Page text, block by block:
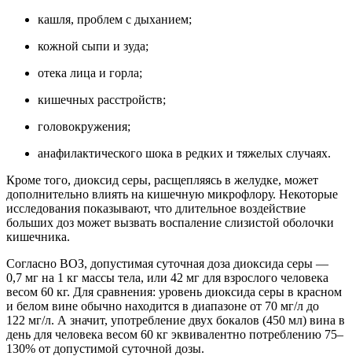
кашля, проблем с дыханием;
кожной сыпи и зуда;
отека лица и горла;
кишечных расстройств;
головокружения;
анафилактического шока в редких и тяжелых случаях.
Кроме того, диоксид серы, расщепляясь в желудке, может
дополнительно влиять на кишечную микрофлору. Некоторые
исследования показывают, что длительное воздействие
больших доз может вызвать воспаление слизистой оболочки
кишечника.
Согласно ВОЗ, допустимая суточная доза диоксида серы —
0,7 мг на 1 кг массы тела, или 42 мг для взрослого человека
весом 60 кг. Для сравнения: уровень диоксида серы в красном
и белом вине обычно находится в диапазоне от 70 мг/л до
122 мг/л. А значит, употребление двух бокалов (450 мл) вина в
день для человека весом 60 кг эквивалентно потреблению 75–
130% от допустимой суточной дозы.